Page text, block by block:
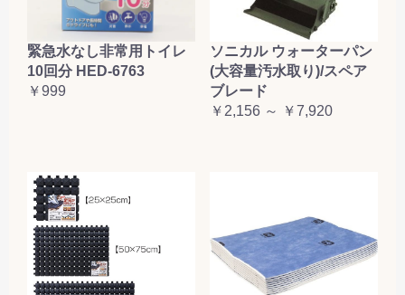
緊急水なし非常用トイレ
10回分 HED-6763
￥999
ソニカル ウォーターパン
(大容量汚水取り)/スペア
ブレード
￥2,156 ～ ￥7,920